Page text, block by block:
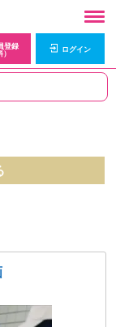
登録
ログイン